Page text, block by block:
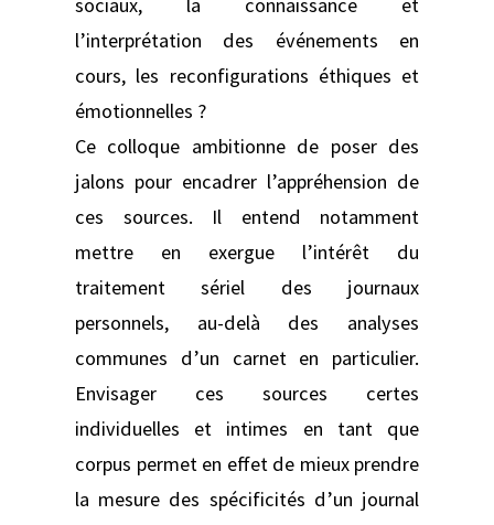
l’interprétation des événements en
cours, les reconfigurations éthiques et
émotionnelles ?
Ce colloque ambitionne de poser des
jalons pour encadrer l’appréhension de
ces sources. Il entend notamment
mettre en exergue l’intérêt du
traitement sériel des journaux
personnels, au-delà des analyses
communes d’un carnet en particulier.
Envisager ces sources certes
individuelles et intimes en tant que
corpus permet en effet de mieux prendre
la mesure des spécificités d’un journal